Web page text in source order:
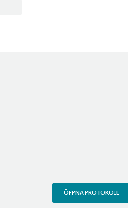
ÖPPNA PROTOKOLL